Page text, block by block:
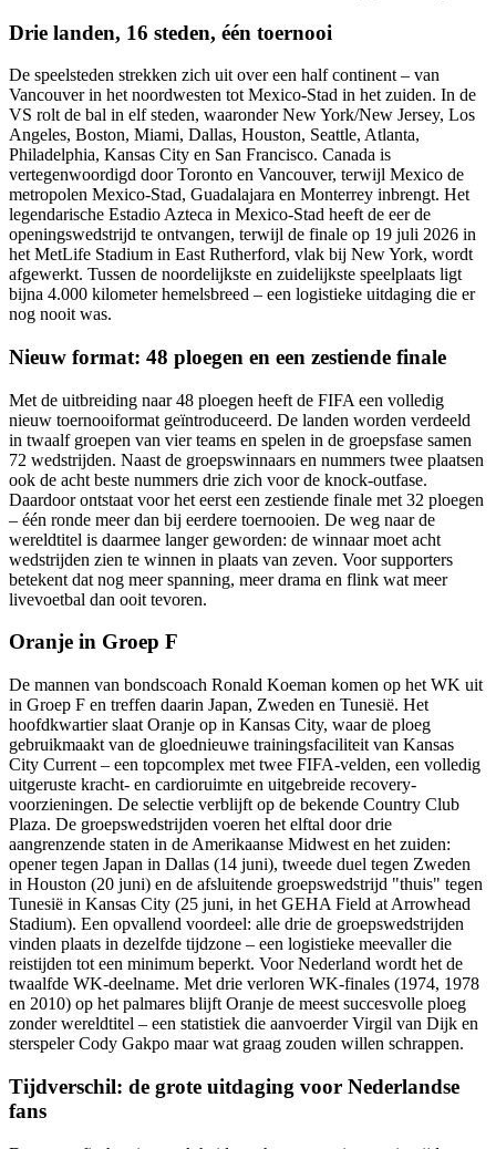
Drie landen, 16 steden, één toernooi
De speelsteden strekken zich uit over een half continent – van
Vancouver in het noordwesten tot Mexico-Stad in het zuiden. In de
VS rolt de bal in elf steden, waaronder New York/New Jersey, Los
Angeles, Boston, Miami, Dallas, Houston, Seattle, Atlanta,
Philadelphia, Kansas City en San Francisco. Canada is
vertegenwoordigd door Toronto en Vancouver, terwijl Mexico de
metropolen Mexico-Stad, Guadalajara en Monterrey inbrengt. Het
legendarische Estadio Azteca in Mexico-Stad heeft de eer de
openingswedstrijd te ontvangen, terwijl de finale op 19 juli 2026 in
het MetLife Stadium in East Rutherford, vlak bij New York, wordt
afgewerkt. Tussen de noordelijkste en zuidelijkste speelplaats ligt
bijna 4.000 kilometer hemelsbreed – een logistieke uitdaging die er
nog nooit was.
Nieuw format: 48 ploegen en een zestiende finale
Met de uitbreiding naar 48 ploegen heeft de FIFA een volledig
nieuw toernooiformat geïntroduceerd. De landen worden verdeeld
in twaalf groepen van vier teams en spelen in de groepsfase samen
72 wedstrijden. Naast de groepswinnaars en nummers twee plaatsen
ook de acht beste nummers drie zich voor de knock-outfase.
Daardoor ontstaat voor het eerst een zestiende finale met 32 ploegen
– één ronde meer dan bij eerdere toernooien. De weg naar de
wereldtitel is daarmee langer geworden: de winnaar moet acht
wedstrijden zien te winnen in plaats van zeven. Voor supporters
betekent dat nog meer spanning, meer drama en flink wat meer
livevoetbal dan ooit tevoren.
Oranje in Groep F
De mannen van bondscoach Ronald Koeman komen op het WK uit
in Groep F en treffen daarin Japan, Zweden en Tunesië. Het
hoofdkwartier slaat Oranje op in Kansas City, waar de ploeg
gebruikmaakt van de gloednieuwe trainingsfaciliteit van Kansas
City Current – een topcomplex met twee FIFA-velden, een volledig
uitgeruste kracht- en cardioruimte en uitgebreide recovery-
voorzieningen. De selectie verblijft op de bekende Country Club
Plaza. De groepswedstrijden voeren het elftal door drie
aangrenzende staten in de Amerikaanse Midwest en het zuiden:
opener tegen Japan in Dallas (14 juni), tweede duel tegen Zweden
in Houston (20 juni) en de afsluitende groepswedstrijd "thuis" tegen
Tunesië in Kansas City (25 juni, in het GEHA Field at Arrowhead
Stadium). Een opvallend voordeel: alle drie de groepswedstrijden
vinden plaats in dezelfde tijdzone – een logistieke meevaller die
reistijden tot een minimum beperkt. Voor Nederland wordt het de
twaalfde WK-deelname. Met drie verloren WK-finales (1974, 1978
en 2010) op het palmares blijft Oranje de meest succesvolle ploeg
zonder wereldtitel – een statistiek die aanvoerder Virgil van Dijk en
sterspeler Cody Gakpo maar wat graag zouden willen schrappen.
Tijdverschil: de grote uitdaging voor Nederlandse
fans